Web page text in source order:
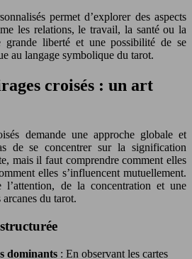
permet d’explorer des aspects
les relations, le travail, la santé ou la
liberté et une possibilité de se
au langage symbolique du tarot.
croisés : un art
demande une approche globale et
de se concentrer sur la signification
mais il faut comprendre comment elles
elles s’influencent mutuellement.
l’attention, de la concentration et une
du tarot.
dominants : En observant les cartes